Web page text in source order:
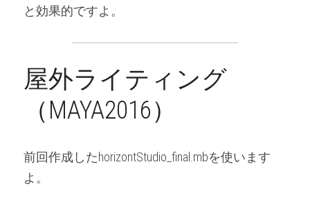
と効果的ですよ。
屋外ライティング
（MAYA2016）
前回作成したhorizontStudio_final.mbを使います
よ。